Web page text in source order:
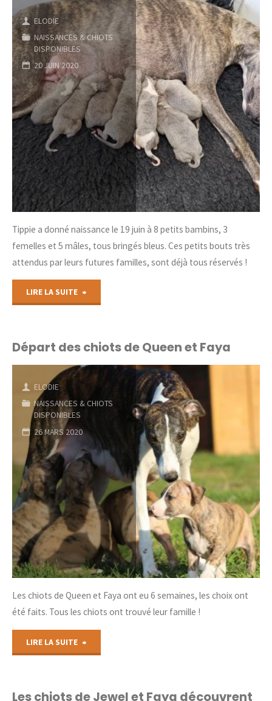
ELODIE
NAISSANCES & CHIOTS
DISPONIBLES
20 JUIN 2020
Tippie a donné naissance le 19 juin à 8 petits bambins, 3
femelles et 5 mâles, tous bringés bleus. Ces petits bouts très
attendus par leurs futures familles, sont déjà tous réservés !
LIRE LA SUITE
bambins"
Départ des chiots de Queen et Faya
ELODIE
NAISSANCES & CHIOTS
DISPONIBLES
26 MARS 2020
Les chiots de Queen et Faya ont eu 6 semaines, les choix ont
été faits. Tous les chiots ont trouvé leur famille !
LIRE LA SUITE
chiots
Les chiots de Jewel et Faya découvrent